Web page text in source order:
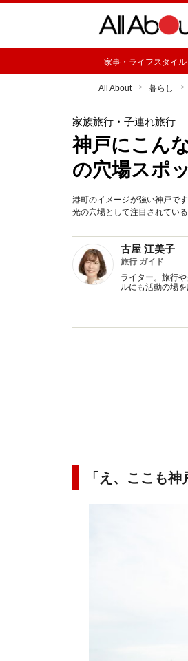
家事・ライフスタイル
All About 暮らし
家族旅行・子連れ旅行
神戸にこん
の穴場スポ
港町のイメージが強い神戸で
光の穴場として注目されてい
古屋 江美子
旅行 ガイド
ライター。旅行
ルにも活動の場
「え、ここも